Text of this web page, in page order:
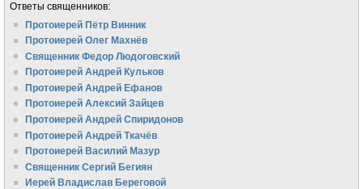
Ответы священников:
Протоиерей Пётр Винник
Протоиерей Олег Махнёв
Священник Федор Людоговский
Протоиерей Андрей Кульков
Протоиерей Андрей Ефанов
Протоиерей Алексий Зайцев
Протоиерей Андрей Спиридонов
Протоиерей Андрей Ткачёв
Протоиерей Василий Мазур
Священник Сергий Бегиян
Иерей Владислав Береговой